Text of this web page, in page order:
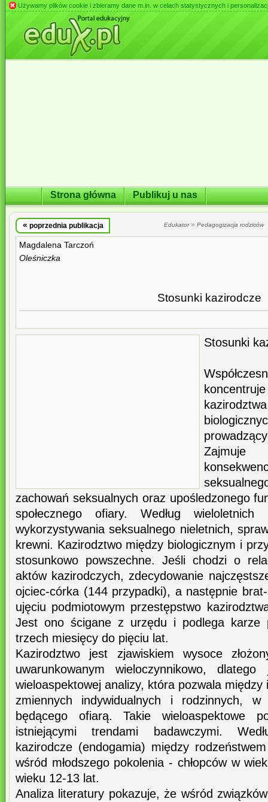
Używamy plików cookie i zbieramy dane m.in. w celach statystycznych i
Strona główna Publikuj u nas
« poprzednia publikacja Edukator» Pedagogizacja rodziców
Magdalena Tarczoń
Oleśniczka
Stosunki kazirodcze
Stosunki
zachowań seksualnych oraz upośledzonego
społecznego ofiary. Według
wykorzystywania seksualnego nieletnich,
krewni. Kazirodztwo między biologicznym i
stosunkowo powszechne. Jeśli chodzi o
aktów kazirodczych, zdecydowanie
ojciec-córka (144 przypadki), a następnie
ujęciu podmiotowym przestępstwo
Jest ono ścigane z urzędu i podlega karze
trzech miesięcy do pięciu lat.
Kazirodztwo jest zjawiskiem wysoce
uwarunkowanym wieloczynnikowo,
wieloaspektowej analizy, która pozwala
zmiennych indywidualnych i rodzinnych,
będącego ofiarą. Takie wieloaspektowe
istniejącymi trendami badawczymi.
kazirodcze (endogamia) między
wśród młodszego pokolenia - chłopców w
wieku 12-13 lat.
Analiza literatury pokazuje, że wśród